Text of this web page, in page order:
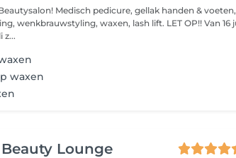
Medisch pedicure, gellak handen & voeten,
waxen, lash lift. LET OP!! Van 16 juli
z...
waxen
Lounge